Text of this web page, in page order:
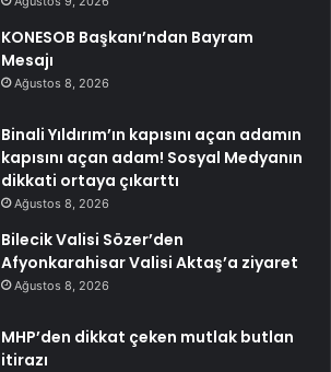
KONESOB Başkanı’ndan Bayram
Mesajı
Ağustos 8, 2026
Binali Yıldırım’ın kapısını açan adamın
kapısını açan adam! Sosyal Medyanın
dikkati ortaya çıkarttı
Ağustos 8, 2026
Bilecik Valisi Sözer’den
Afyonkarahisar Valisi Aktaş’a ziyaret
Ağustos 8, 2026
MHP’den dikkat çeken mutlak butlan
itirazı